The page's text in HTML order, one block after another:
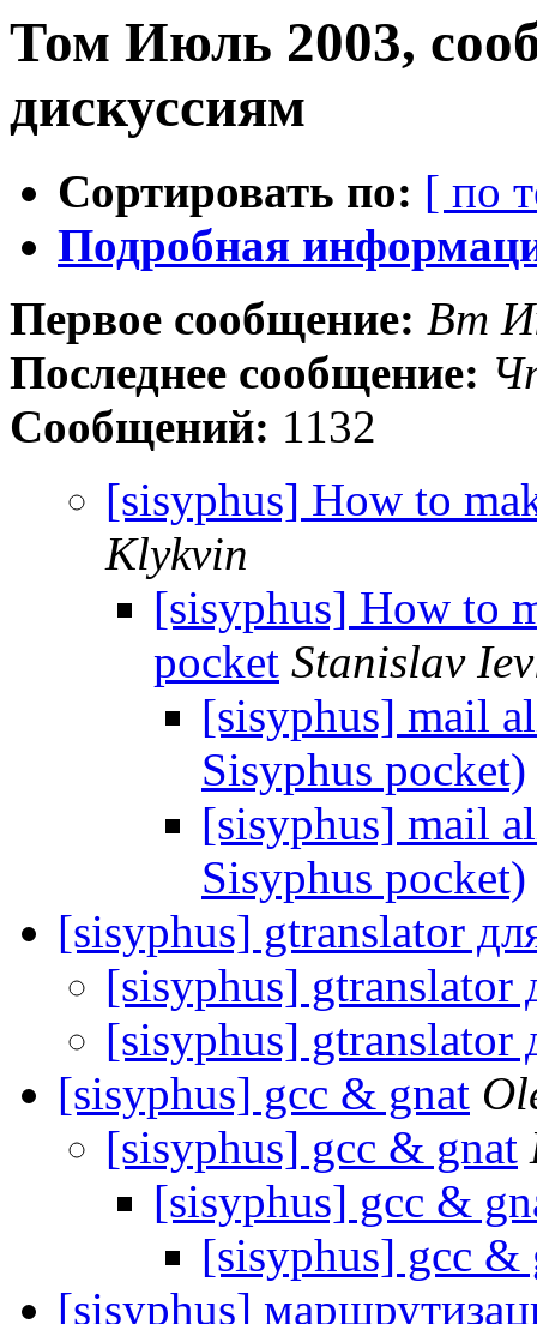
Том Июль 2003,
дискуссиям
Сортировать по: [ по
Подробная
Первое сообщение: Вт
Последнее сообщение:
Сообщений: 1132
[sisyphus] How to
Klykvin
[sisyphus] How to
pocket Stanislav
[sisyphus] mail
Sisyphus pocket)
[sisyphus] mail
Sisyphus pocket)
[sisyphus] gtranslator
[sisyphus] gtranslator
[sisyphus] gtranslator
[sisyphus] gcc & gnat
[sisyphus] gcc & gnat
[sisyphus] gcc &
[sisyphus] gcc &
[sisyphus]